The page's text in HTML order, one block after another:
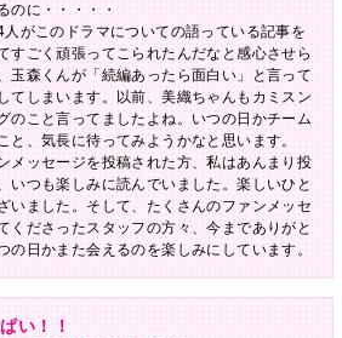
のに・・・・・
がこのドラマについての語っている記事を
すごく頑張ってこられたんだなと感心させら
玉森くんが「続編あったら面白い」と言って
てしまいます。以前、美織ちゃんもカミスン
のこと言ってましたよね。いつの日かチーム
と、気長に待ってみようかなと思います。
ッセージを投稿された方、私はあんまり投
いつも楽しみに読んでいました。楽しいひと
いました。そして、たくさんのファンメッセ
くださったスタッフの方々、今までありがと
の日かまた会えるのを楽しみにしています。
い！！